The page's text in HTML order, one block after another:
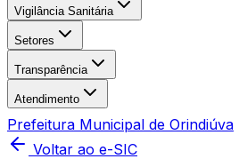
Vigilância Sanitária
Setores
Transparência
Atendimento
Prefeitura Municipal de Orindiúva
Voltar ao e-SIC